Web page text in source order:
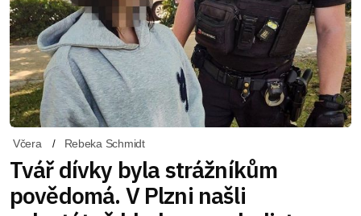
Včera Rebeka Schmidt
Tvář dívky byla strážníkům
povědomá. V Plzni našli